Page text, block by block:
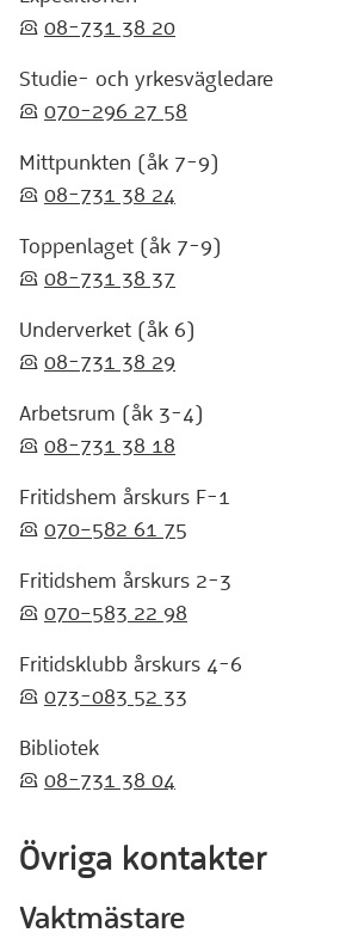
:telefon: 08-731 38 20
Studie- och yrkesvägledare
:telefon: 070-296 27 58
Mittpunkten (åk 7-9)
:telefon: 08-731 38 24
Toppenlaget (åk 7-9)
:telefon: 08-731 38 37
Underverket (åk 6)
:telefon: 08-731 38 29
Arbetsrum (åk 3-4)
:telefon: 08-731 38 18
Fritidshem årskurs F-1
:telefon: 070–582 61 75
Fritidshem årskurs 2-3
:telefon: 070–583 22 98
Fritidsklubb årskurs 4-6
:telefon: 073-083 52 33
Bibliotek
:telefon: 08-731 38 04
Övriga kontakter
Vaktmästare